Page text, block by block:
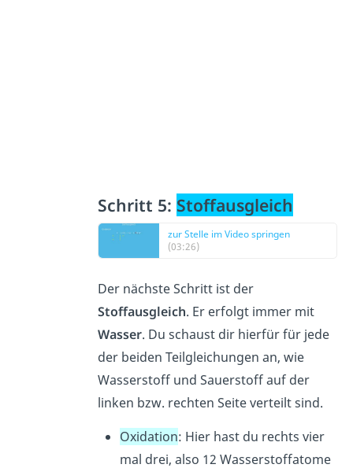
Schritt 5: Stoffausgleich
zur Stelle im Video springen
(03:26)
Der nächste Schritt ist der
Stoffausgleich. Er erfolgt immer mit
Wasser. Du schaust dir hierfür für jede
der beiden Teilgleichungen an, wie
Wasserstoff und Sauerstoff auf der
linken bzw. rechten Seite verteilt sind.
Oxidation: Hier hast du rechts vier
mal drei, also 12 Wasserstoffatome